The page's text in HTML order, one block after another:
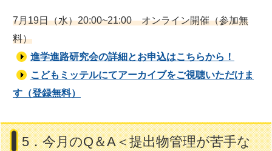
7月19日（水）20:00~21:00 オンライン開催（参加無
料）
進学進路研究会の詳細とお申込はこちらから！
こどもミッテルにてアーカイブをご視聴いただけま
す（登録無料）
5．今月のQ＆A＜提出物管理が苦手な